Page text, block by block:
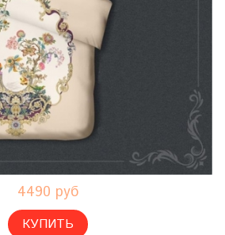
4490 руб
КУПИТЬ